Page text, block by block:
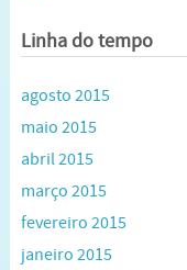
Linha do tempo
agosto 2015
maio 2015
abril 2015
março 2015
fevereiro 2015
janeiro 2015